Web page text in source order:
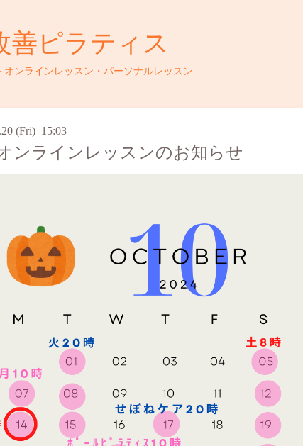
善ピラティス
ンラインレッスン・パーソナルレッスン
(Fri) 15:03
ンラインレッスンのお知らせ